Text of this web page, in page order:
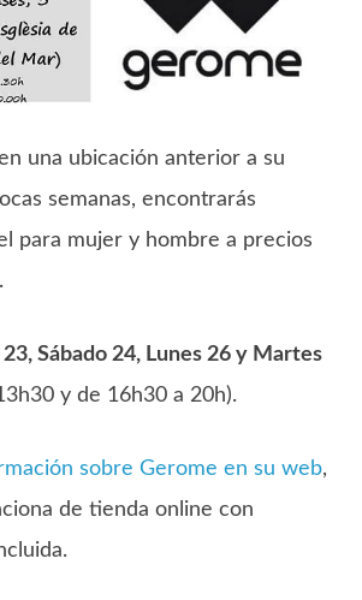
una ubicación anterior a su
semanas, encontrarás
para mujer y hombre a precios
Sábado 24, Lunes 26 y Martes
y de 16h30 a 20h).
sobre Gerome en su web,
de tienda online con